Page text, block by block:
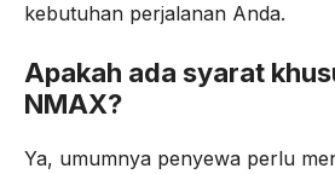
kebutuhan perjalanan Anda.
Apakah ada syarat
NMAX?
Ya, umumnya penyewa perlu